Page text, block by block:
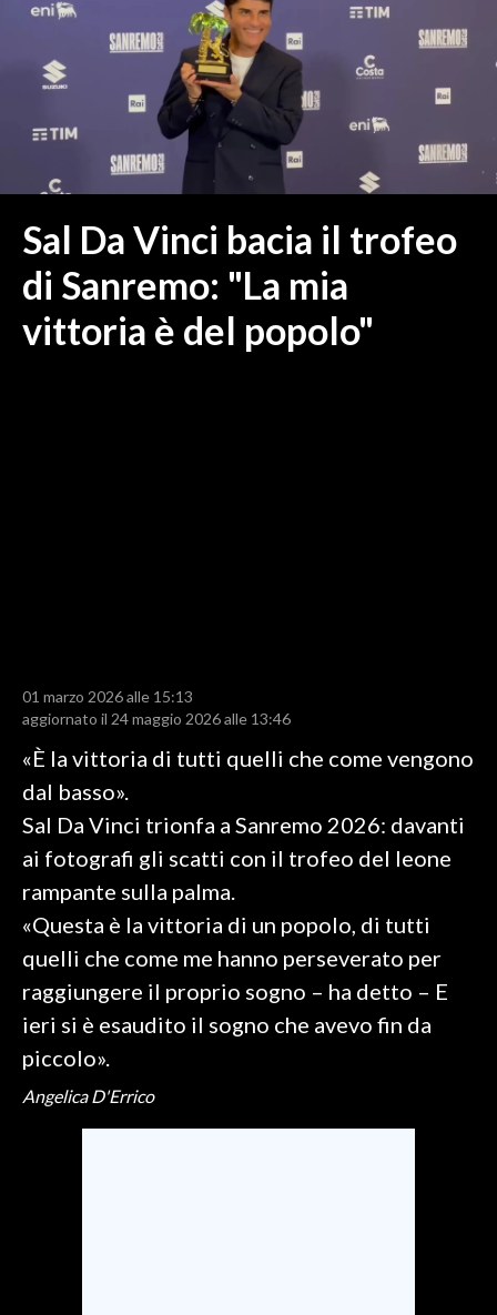
MEDIO CAMPIDANO
ORISTANO E PROVINCIA
SASSARI E PROVINCIA
NUORO E PROVINCIA
OGLIASTRA
ITALIA
MONDO
RISULTATI E CLASSIFICHE
CALCIO REGIONALE
BASKET
VOLLEY
MOTORI
TENNIS
ALTRI SPORT
CULTURA
GOSSIP
Sal Da Vinci bacia il trofeo
di Sanremo: "La mia
vittoria è del popolo"
01 marzo 2026 alle 15:13
aggiornato il 24 maggio 2026 alle 13:46
«È la vittoria di tutti quelli che come vengono
dal basso».
Sal Da Vinci trionfa a Sanremo 2026: davanti
ai fotografi gli scatti con il trofeo del leone
rampante sulla palma.
«Questa è la vittoria di un popolo, di tutti
quelli che come me hanno perseverato per
raggiungere il proprio sogno – ha detto – E
ieri si è esaudito il sogno che avevo fin da
piccolo».
Angelica D'Errico